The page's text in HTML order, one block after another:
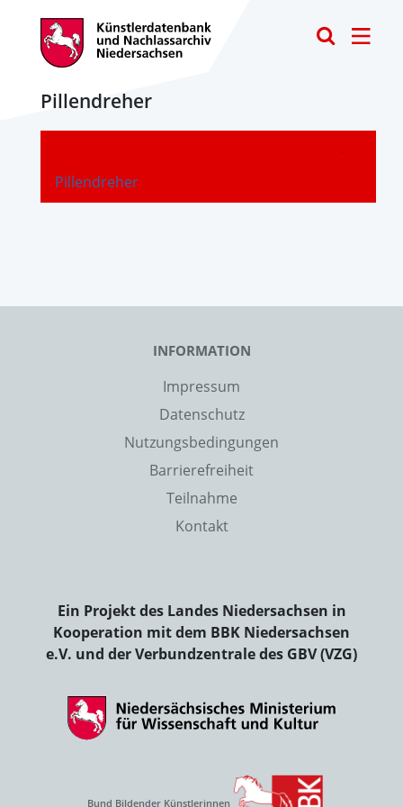
Pillendreher
Pillendreher
-
INFORMATION
Impressum
Datenschutz
Nutzungsbedingungen
Barrierefreiheit
Teilnahme
Kontakt
Ein Projekt des Landes Niedersachsen in
Kooperation mit dem BBK Niedersachsen
e.V. und der Verbundzentrale des GBV (VZG)
Bund Bildender Künstlerinnen